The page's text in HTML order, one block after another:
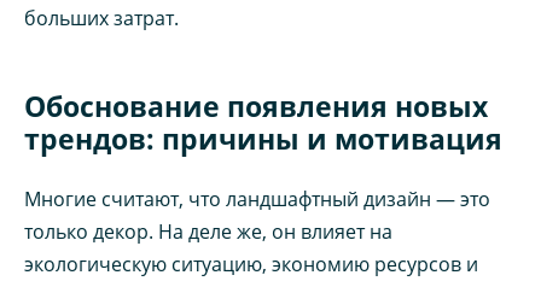
больших затрат.
Обоснование появления новых
трендов: причины и мотивация
Многие считают, что ландшафтный дизайн — это
только декор. На деле же, он влияет на
экологическую ситуацию, экономию ресурсов и